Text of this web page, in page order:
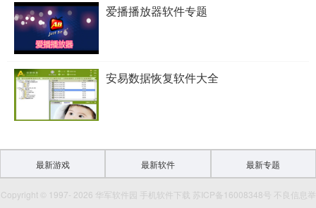
爱播播放器软件专题
安易数据恢复软件大全
最新游戏 最新软件 最新专题
Copyright © 1997- 2026 华军软件园 手机软件下载 苏ICP备16008348号 不良信息举